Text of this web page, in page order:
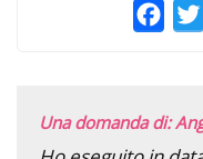
Una domanda di: